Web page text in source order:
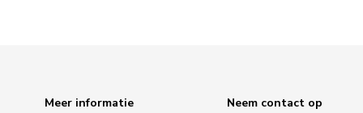
Meer informatie
Neem contact op